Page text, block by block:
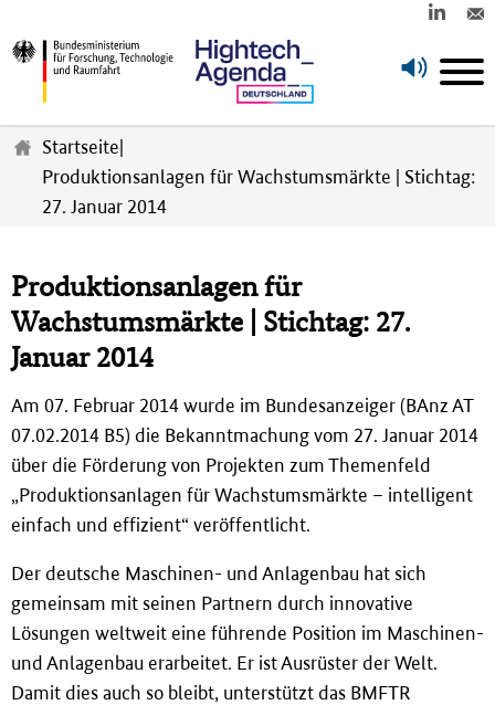
Startseite
Produktionsanlagen für Wachstumsmärkte | Stichtag:
27. Januar 2014
Produktionsanlagen für
Wachstumsmärkte | Stichtag: 27.
Januar 2014
Am 07. Februar 2014 wurde im Bundesanzeiger (BAnz AT
07.02.2014 B5) die Bekanntmachung vom 27. Januar 2014
über die Förderung von Projekten zum Themenfeld
„Produktionsanlagen für Wachstumsmärkte – intelligent
einfach und effizient“ veröffentlicht.
Der deutsche Maschinen- und Anlagenbau hat sich
gemeinsam mit seinen Partnern durch innovative
Lösungen weltweit eine führende Position im Maschinen-
und Anlagenbau erarbeitet. Er ist Ausrüster der Welt.
Damit dies auch so bleibt, unterstützt das BMFTR